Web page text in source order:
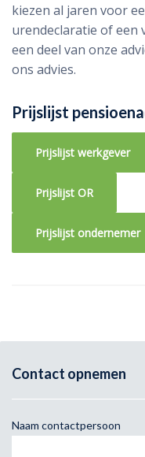
kiezen al jaren voor
urendeclaratie of een
een deel van onze
ons advies.
Prijslijst
Prijslijst werkgever
Prijslijst OR
Prijslijst ondernemer
Contact opnemen
Naam contactpersoon